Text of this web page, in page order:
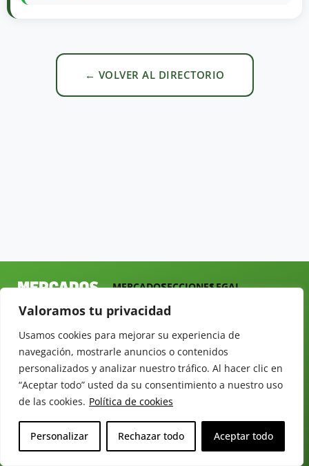
Valoramos tu privacidad
Usamos cookies para mejorar su experiencia de
navegación, mostrarle anuncios o contenidos
personalizados y analizar nuestro tráfico. Al hacer clic en
“Aceptar todo” usted da su consentimiento a nuestro uso
de las cookies. Política de cookies
Personalizar Rechazar todo Aceptar todo
← VOLVER AL DIRECTORIO
Sector
Hortofrutícola
C/
Presidente
Cárdenas nº
10.
Sevilla.
MERCADOS
INICIO
SOMOS
DOSSIER
TARIFAS
REVISTAS
NEWSLETTER
SUSCRIPCIÓN
ÚNETE A
NUESTRO
SECCIONES
FRUTAS
EMPRESA
MERCADOS
ALIMENTACIÓN
OPINIÓN
30 DE
30
DIRECTORIO
LEGAL
PRIVACIDAD
Diseño web:
Starenlared